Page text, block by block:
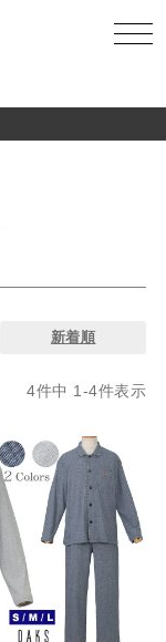
新着順
4件中 1 -4件表示